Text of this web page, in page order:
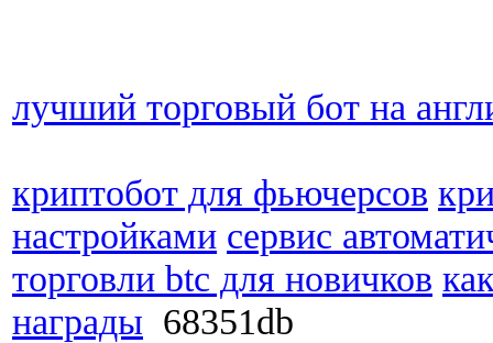
лучший торговый бот на
криптобот для фьючерсов
настройками сервис
торговли btc для новичков
награды 68351db